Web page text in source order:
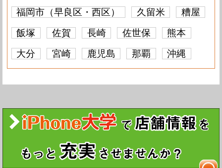
福岡市（早良区・西区） 久留米
糟屋
飯塚
佐賀 長崎 佐世保
熊本
大分
宮崎 鹿児島 那覇 沖縄